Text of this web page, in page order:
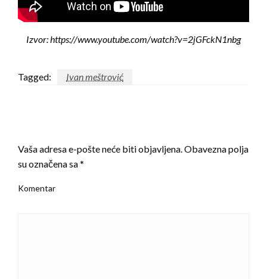
Izvor: https://www.youtube.com/watch?v=2jGFckN1nbg
Tagged: Ivan meštrović
Vaša adresa e-pošte neće biti objavljena.Obavezna polja
su označena sa*
Komentar